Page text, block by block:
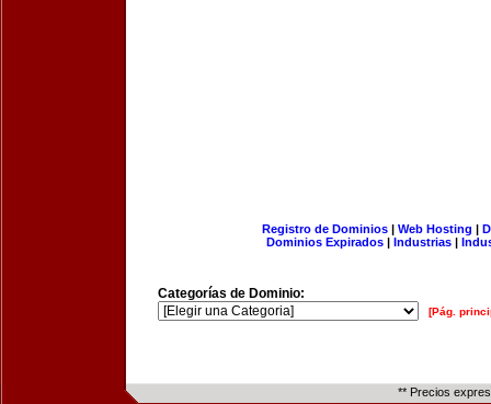
Registro de Dominios| Web Hosting |
Dominios Expirados | Industrias |
Categorías de Dominio:
[Pág.
** Precios